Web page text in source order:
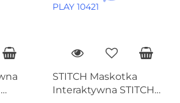
STITCH Maskotka
Interaktywna STITCH